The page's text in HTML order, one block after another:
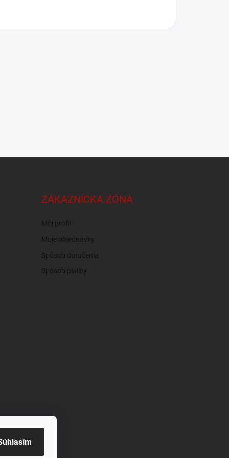
ZÁKAZNÍCKA ZÓNA
Môj profil
Moje objednávky
Spôsob doručenia
Spôsob platby